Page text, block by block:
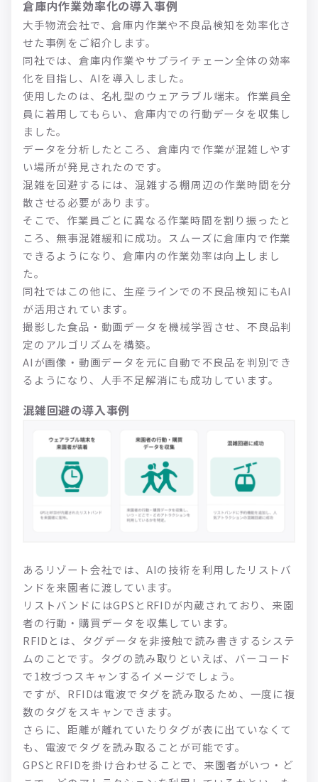
倉庫内作業効率化の導入事例
大手物流会社で、倉庫内作業や不良品検知を効率化さ
せた事例をご紹介します。
同社では、倉庫内作業やサプライチェーン全体の効率
化を目指し、AIを導入しました。
使用したのは、名札型のウェアラブル端末。作業員全
員に着用してもらい、倉庫内での行動データを収集し
ました。
データを分析したところ、倉庫内で作業が混雑しやす
い場所が発見されたのです。
混雑を回避するには、混雑する棚周辺の作業時間を分
散させる必要があります。
そこで、作業員ごとに異なる作業時間を割り振ったと
ころ、無事混雑緩和に成功。スムーズに倉庫内で作業
できるようになり、倉庫内の作業効率は向上しまし
た。
同社ではこの他に、生産ラインでの不良品検知にもAI
が活用されています。
撮影した食品・動画データを機械学習させ、不良品判
定のアルゴリズムを構築。
AIが画像・動画データを元に自動で不良品を判別でき
るようになり、人手不足解消にも成功しています。
混雑回避の導入事例
あるリゾート会社では、AIの技術を利用したリストバ
ンドを来園者に渡しています。
リストバンドにはGPSとRFIDが内蔵されており、来園
者の行動・購買データを収集しています。
RFIDとは、タグデータを非接触で読み書きするシステ
ムのことです。タグの読み取りといえば、バーコード
で1枚づつスキャンするイメージでしょう。
ですが、RFIDは電波でタグを読み取るため、一度に複
数のタグをスキャンできます。
さらに、距離が離れていたりタグが表に出ていなくて
も、電波でタグを読み取ることが可能です。
GPSとRFIDを掛け合わせることで、来園者がいつ・ど